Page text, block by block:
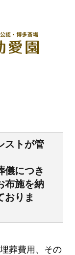
ストが管
儀につき
布施を納
おりま
葬費用、その